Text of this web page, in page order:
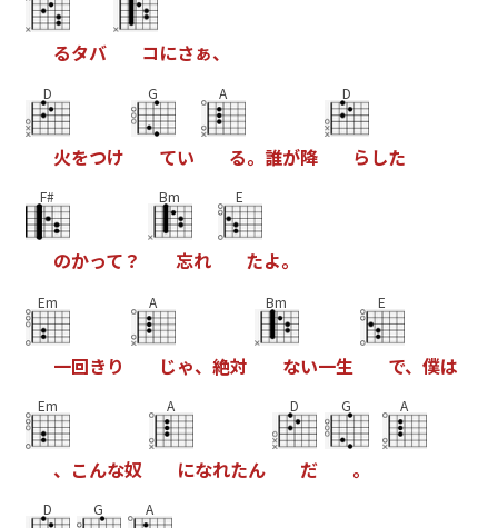
るタバ コにさぁ、
D
火をつけ
G
てい
A
る。 誰が降
D
ら した
F#
のかって ？
Bm
忘れ
E
たよ。
Em
一回き り
A
じゃ、 絶対
Bm
ない一生
E
で、 僕は
Em
、 こんな奴
A
になれたん
D
だ
G
。
A
D G A